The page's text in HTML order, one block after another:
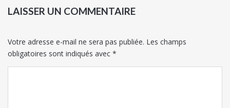
LAISSER UN COMMENTAIRE
Votre adresse e-mail ne sera pas publiée. Les champs
obligatoires sont indiqués avec *